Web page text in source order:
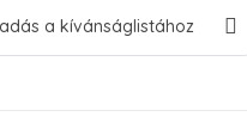
a kívánságlistához